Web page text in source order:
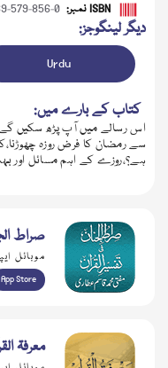
ISBN نمبر: 579-856-0
دیگر لینگوجز:
Urdu
کتاب کے بارے میں:
اس رسالے میں آپ پڑھ سکیں گے
سے رمضان کا فرض روزہ
ہے؟،روزے کے اہم مسائل اور
صراط
موبائل
App Store
معرفۃ